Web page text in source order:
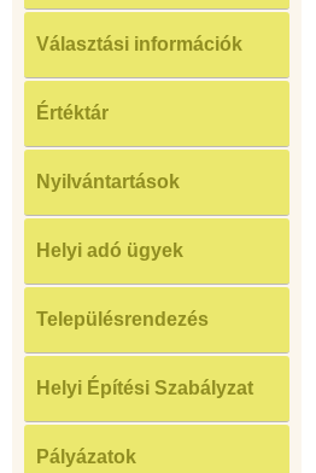
Választási információk
Értéktár
Nyilvántartások
Helyi adó ügyek
Településrendezés
Helyi Építési Szabályzat
Pályázatok